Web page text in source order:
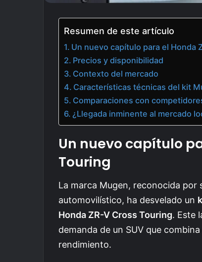
Resumen de este artículo
Un nuevo capítulo para el Honda
Precios y disponibilidad
Contexto del mercado
Características técnicas del kit
Comparaciones con
¿Llegada inminente al mercado
Un nuevo capítulo
Touring
La marca Mugen, reconocida por
automovilístico, ha desvelado un
Honda ZR-V Cross Touring. Este
demanda de un SUV que
rendimiento.